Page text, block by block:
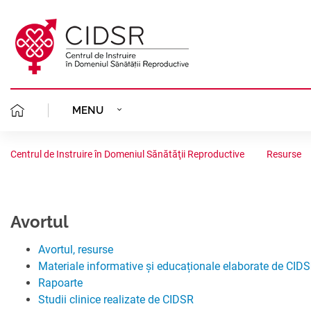
MENU
DESPRE NOI
PORTOFOLIU
COALIȚIA REGIONALĂ AVORTUL ȘI
RESURSE
Centrul de Instruire în Domeniul Sănătăţii Reproductive Resurse
Avortul
Avortul, resurse
Materiale informative și educaționale elaborate de
Rapoarte
Studii clinice realizate de CIDSR